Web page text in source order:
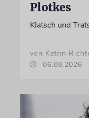
Plotkes
Klatsch und
von Katrin
06.08.2026